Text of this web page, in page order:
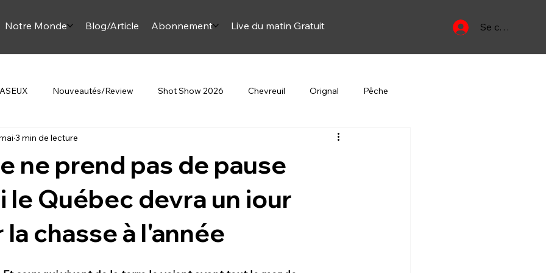
Notre Monde Blog/Article Abonnement Live du matin Gratuit Se connecter
Nouveautés/Review Shot Show 2026 Chevreuil Orignal Pêche
Au Féminin Oiseau migrateur
sur la chasse
ne prend pas de pause
le Québec devra un iour
chasse à l'année
3 min de lecture